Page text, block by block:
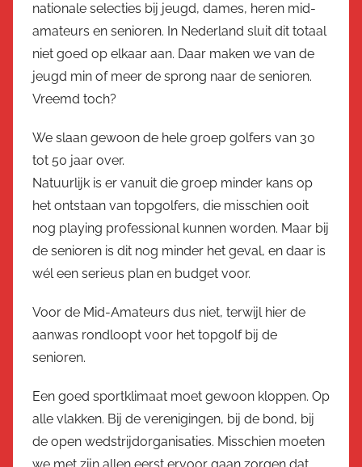
nationale selecties bij jeugd, dames, heren mid-
amateurs en senioren. In Nederland sluit dit totaal
niet goed op elkaar aan. Daar maken we van de
jeugd min of meer de sprong naar de senioren.
Vreemd toch?
We slaan gewoon de hele groep golfers van 30
tot 50 jaar over.
Natuurlijk is er vanuit die groep minder kans op
het ontstaan van topgolfers, die misschien ooit
nog playing professional kunnen worden. Maar bij
de senioren is dit nog minder het geval, en daar is
wél een serieus plan en budget voor.
Voor de Mid-Amateurs dus niet, terwijl hier de
aanwas rondloopt voor het topgolf bij de
senioren.
Een goed sportklimaat moet gewoon kloppen. Op
alle vlakken. Bij de verenigingen, bij de bond, bij
de open wedstrijdorganisaties. Misschien moeten